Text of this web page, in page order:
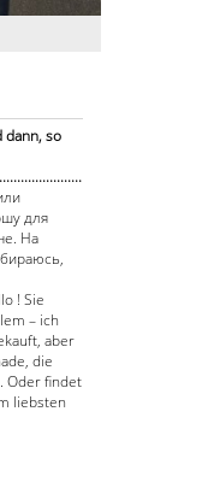
dann, so
для
На
! Sie
– ich
aber
die
Oder findet
liebsten